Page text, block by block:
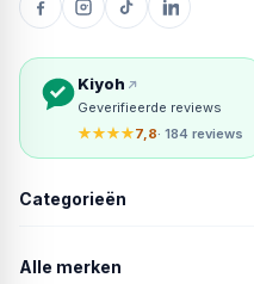
Kiyoh
Geverifieerde reviews
★★★★7,8· 184 reviews
Categorieën
Alle merken